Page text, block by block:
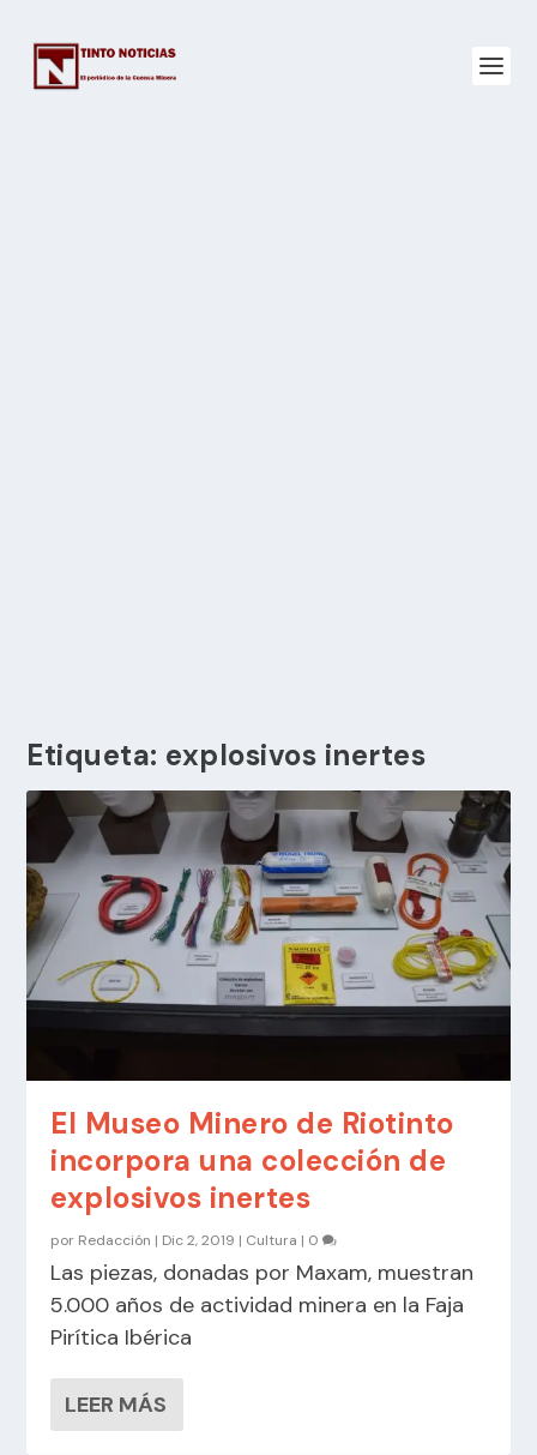
Etiqueta: explosivos inertes
El Museo Minero de Riotinto
incorpora una colección de
explosivos inertes
por Redacción | Dic 2, 2019 | Cultura | 0
Las piezas, donadas por Maxam, muestran
5.000 años de actividad minera en la Faja
Pirítica Ibérica
LEER MÁS